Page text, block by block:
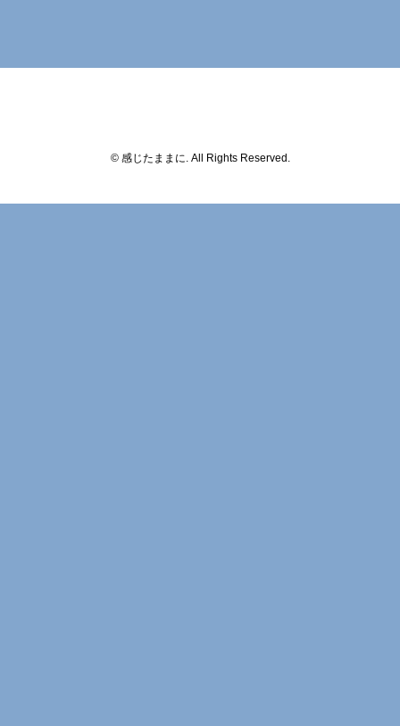
© 感じたままに. All Rights Reserved.